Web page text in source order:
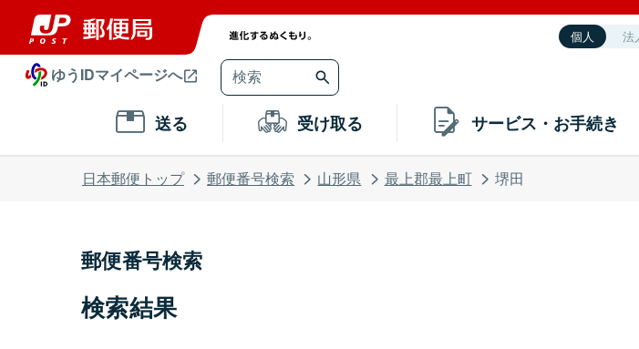
個人 法
ゆうIDマイページへ
送る 受け取る サービス・お手続き
日本郵便トップ 郵便番号検索 山形県 最上郡最上町 堺田
郵便番号検索
検索結果